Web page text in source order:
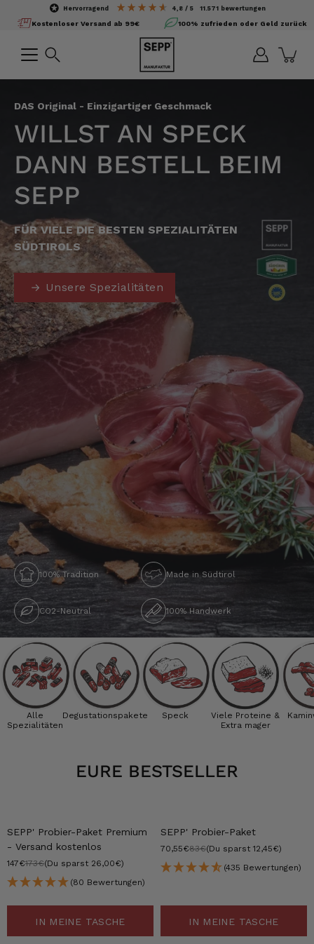
überspringen
Kostenloser Versand ab 99€
hervorragend 4,8/ 5 11.571 bewertungen
100% zufrieden oder Geld zurück
100% Tradition Made in Südtirol
CO2-Neutral 100% Handwerk
DAS Original - Einzigartiger Geschmack
WILLST AN SPECK
DANN BESTELL BEIM
SEPP
FÜR VIELE DIE BESTEN SPEZIALITÄTEN
SÜDTIROLS
Unsere Spezialitäten
Alle
Spezialitäten
Degustationspakete Speck
Viele Proteine &
Extra mager
EURE BESTSELLER
-15%
SEPP' Probier-Paket Premium
- Versand kostenlos
147€173€(Du sparst 26,00€)
(80 Bewertungen)
IN MEINE TASCHE
-15%
SEPP' Probier-Paket
70,55€83€(Du sparst 12,45€)
(435 Bewertungen)
IN MEINE TASCHE